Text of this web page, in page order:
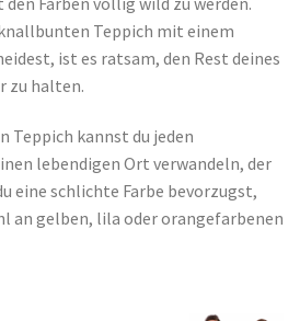
Teppich mit einem
ist es ratsam, den Rest deines
zu halten.
Teppich kannst du jeden
lebendigen Ort verwandeln, der
eine schlichte Farbe bevorzugst,
an gelben, lila oder orangefarbenen